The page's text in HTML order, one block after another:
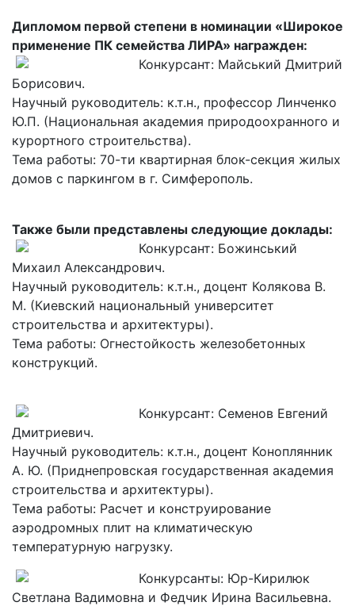
Дипломом первой степени в номинации «Широкое
применение ПК семейства ЛИРА» награжден:
Конкурсант: Майський Дмитрий
Борисович.
Научный руководитель: к.т.н., профессор Линченко
Ю.П. (Национальная академия природоохранного и
курортного строительства).
Тема работы: 70-ти квартирная блок-секция жилых
домов с паркингом в г. Симферополь.
Также были представлены следующие доклады:
Конкурсант: Божинський
Михаил Александрович.
Научный руководитель: к.т.н., доцент Колякова В.
М. (Киевский национальный университет
строительства и архитектуры).
Тема работы: Огнестойкость железобетонных
конструкций.
Конкурсант: Семенов Евгений
Дмитриевич.
Научный руководитель: к.т.н., доцент Коноплянник
А. Ю. (Приднепровская государственная академия
строительства и архитектуры).
Тема работы: Расчет и конструирование
аэродромных плит на климатическую
температурную нагрузку.
Конкурсанты: Юр-Кирилюк
Светлана Вадимовна и Федчик Ирина Васильевна.